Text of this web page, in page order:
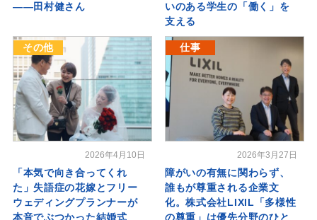
――田村健さん
いのある学生の「働く」を
支える
その他
2026年4月10日
「本気で向き合ってくれ
た」失語症の花嫁とフリー
ウェディングプランナーが
本音でぶつかった結婚式
仕事
2026年3月27日
障がいの有無に関わらず、
誰もが尊重される企業文
化。株式会社LIXIL「多様性
の尊重」は優先分野のひと